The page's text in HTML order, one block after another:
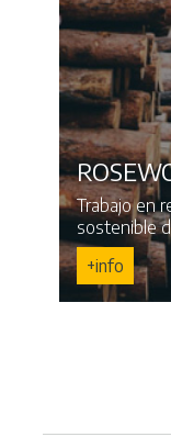
Trabajo en
sostenible
+info